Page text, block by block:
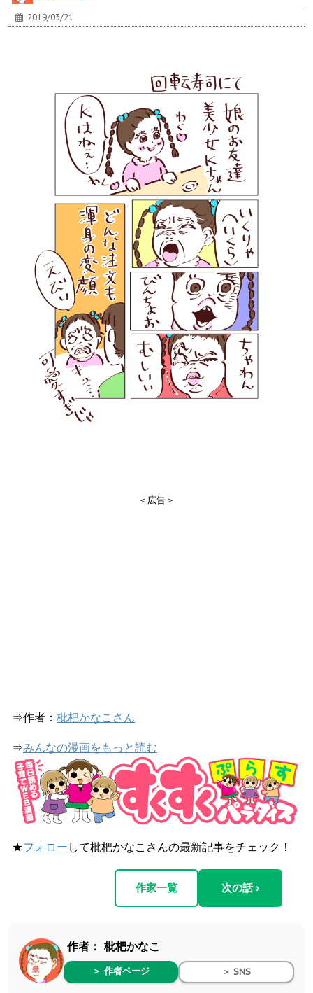
2019/03/21
＜広告＞
⇒作者： 枇杷かなこさん
⇒みんなの漫画をもっと読む
★フォロー して枇杷かなこさんの最新記事をチェック！
作家一覧 次の話 ›
作者： 枇杷かなこ
＞ 作者ページ ＞ SNS